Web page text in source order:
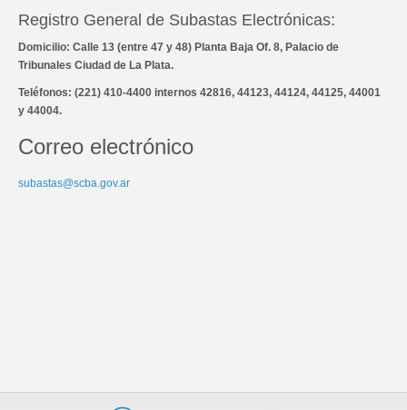
Registro General de Subastas Electrónicas:
Domicilio: Calle 13 (entre 47 y 48) Planta Baja Of. 8, Palacio de
Tribunales Ciudad de La Plata.
Teléfonos: (221) 410-4400 internos 42816, 44123, 44124, 44125, 44001
y 44004.
Correo electrónico
subastas@scba.gov.ar